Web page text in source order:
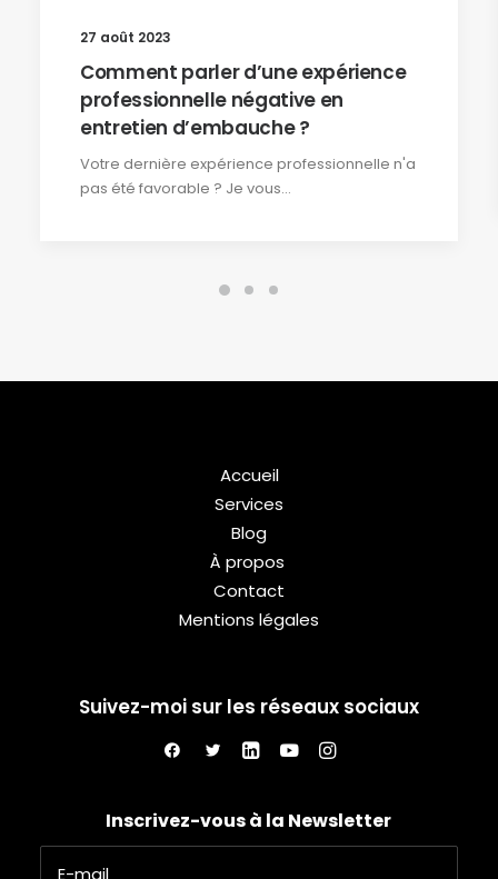
27 août 2023
Comment parler d’une expérience
professionnelle négative en
entretien d’embauche ?
Votre dernière expérience professionnelle n'a
pas été favorable ? Je vous…
Accueil
Services
Blog
À propos
Contact
Mentions légales
Suivez-moi sur les réseaux sociaux
Inscrivez-vous à la Newsletter